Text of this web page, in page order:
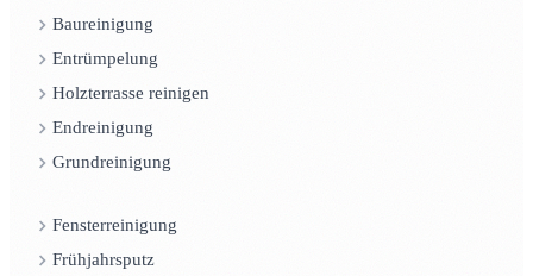
Baureinigung
Entrümpelung
Holzterrasse reinigen
Endreinigung
Grundreinigung
Fensterreinigung
Frühjahrsputz